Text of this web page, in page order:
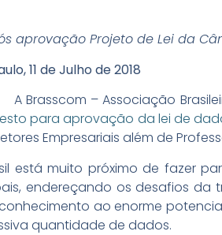
aprovação Projeto de Lei da
11 de Julho de 2018
– Associação
para aprovação da lei de
Empresariais além de
está muito próximo de fazer
endereçando os desafios
ao enorme
quantidade de dados.